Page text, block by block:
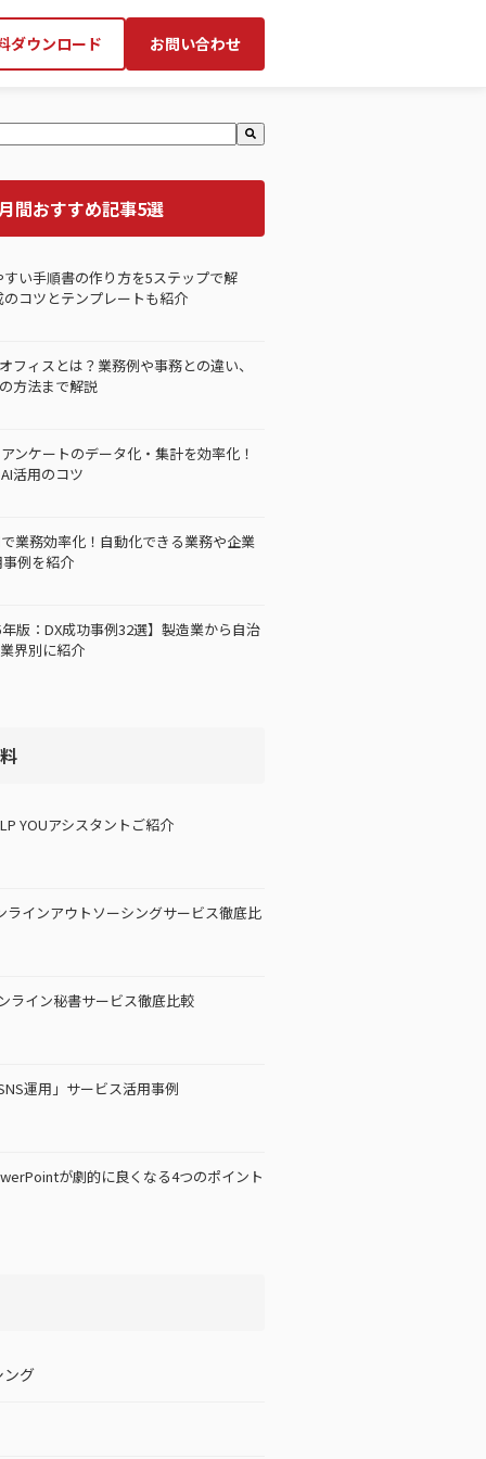
ダウンロード お問い合わせ
補機能付きの検索フィールドです。
間おすすめ記事5選
い手順書の作り方を5ステップで解
コツとテンプレートも紹介
フィスとは？業務例や事務との違い、
方法まで解説
ンケートのデータ化・集計を効率化！
活用のコツ
業務効率化！自動化できる業務や企業
例を紹介
年版：DX成功事例32選】製造業から自治
界別に紹介
YOUアシスタントご紹介
ラインアウトソーシングサービス徹底比
ライン秘書サービス徹底比較
SNS運用」サービス活用事例
が劇的に良くなる4つのポイント
ング